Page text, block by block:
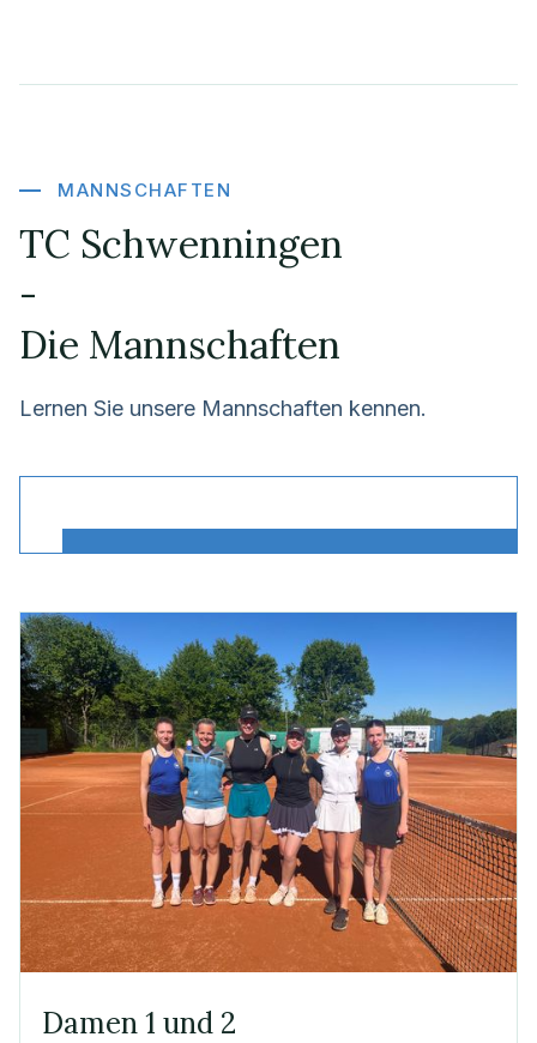
MANNSCHAFTEN
TC Schwenningen
-
Die Mannschaften
Lernen Sie unsere Mannschaften kennen.
Damen 1 und 2